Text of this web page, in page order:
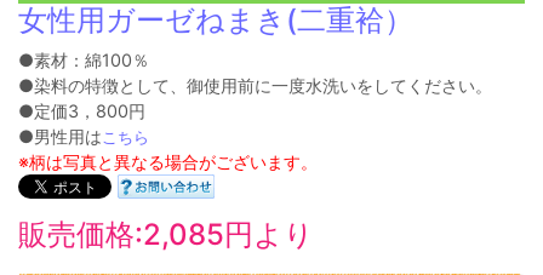
女性用ガーゼねまき(二重袷）
●素材：綿100％
●染料の特徴として、御使用前に一度水洗いをしてください。
●定価3，800円
●男性用は こちら
※柄は写真と異なる場合がございます。
販売価格:2,085円より